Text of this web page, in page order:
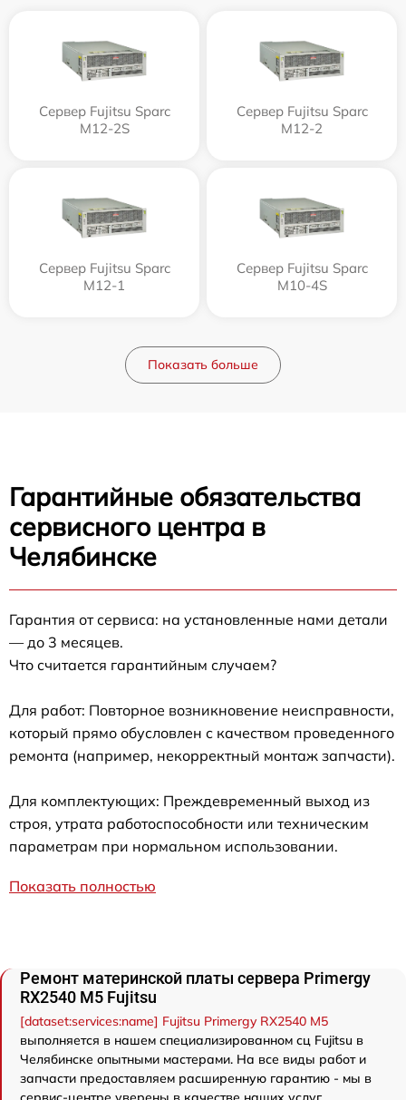
Сервер Fujitsu Sparc
M12-2S
Сервер Fujitsu Sparc
M12-2
Сервер Fujitsu Sparc
M12-1
Сервер Fujitsu Sparc
M10-4S
Показать больше
Гарантийные обязательства
сервисного центра в
Челябинске
Гарантия от сервиса: на установленные нами детали
— до 3 месяцев.
Что считается гарантийным случаем?
Для работ: Повторное возникновение неисправности,
который прямо обусловлен с качеством проведенного
ремонта (например, некорректный монтаж запчасти).
Для комплектующих: Преждевременный выход из
строя, утрата работоспособности или техническим
параметрам при нормальном использовании.
Показать полностью
Ремонт материнской платы сервера Primergy
RX2540 M5 Fujitsu
[dataset:services:name] Fujitsu Primergy RX2540 M5
выполняется в нашем специализированном сц Fujitsu в
Челябинске опытными мастерами. На все виды работ и
запчасти предоставляем расширенную гарантию - мы в